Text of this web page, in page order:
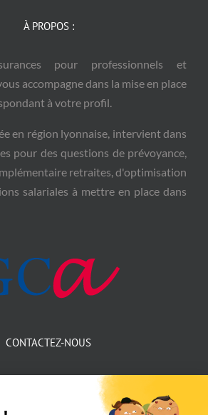
À PROPOS :
pour professionnels et
accompagne dans la mise en place
à votre profil.
en région lyonnaise, intervient dans
pour des questions de prévoyance,
retraites, d'optimisation
salariales à mettre en place dans
CONTACTEZ-NOUS
Rue Charles Germain
Villefranche-sur-Saône